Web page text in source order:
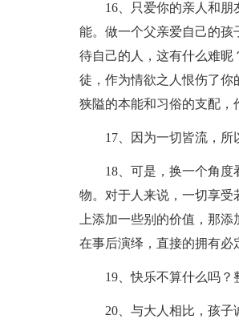
16、只爱你的亲人和
能。做一个父亲爱自己的
待自己的人，这有什么难昵
徒，作为情欲之人恨伤了你
狭隘的本能和习俗的支配，
17、因为一切皆流，所
18、可是，换一个角
物。对于人来说，一切享受
上添加一些别的价值，那
在事后演绎，直接的拥有必
19、快乐不算什么吗？
20、与大人相比，孩